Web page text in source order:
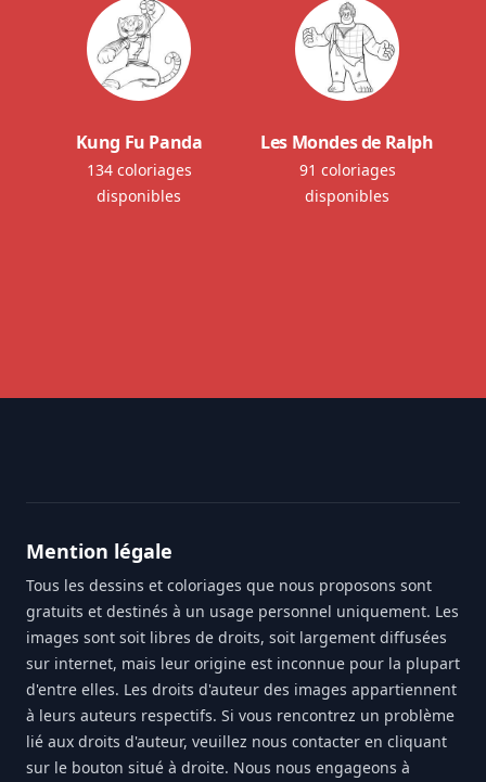
Kung Fu Panda
134 coloriages
disponibles
Les Mondes de Ralph
91 coloriages
disponibles
Mention légale
Tous les dessins et coloriages que nous proposons sont
gratuits et destinés à un usage personnel uniquement. Les
images sont soit libres de droits, soit largement diffusées
sur internet, mais leur origine est inconnue pour la plupart
d'entre elles. Les droits d'auteur des images appartiennent
à leurs auteurs respectifs. Si vous rencontrez un problème
lié aux droits d'auteur, veuillez nous contacter en cliquant
sur le bouton situé à droite. Nous nous engageons à